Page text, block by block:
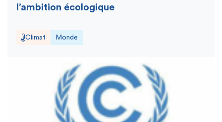
l’ambition écologique
Climat Monde